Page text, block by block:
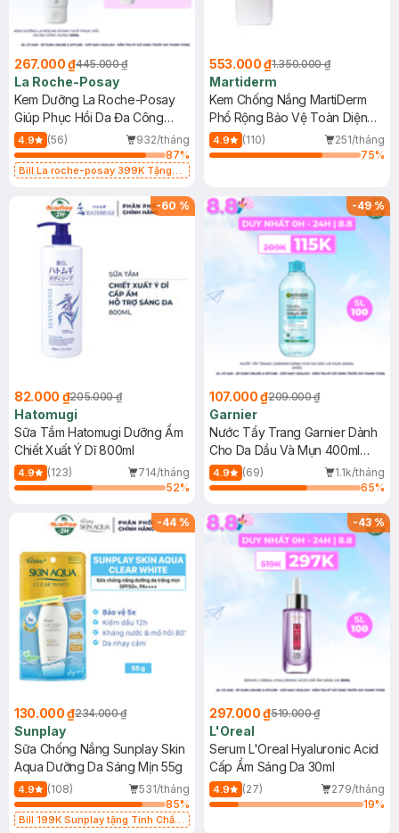
267.000 ₫445.000 ₫
La Roche-Posay
Kem Dưỡng La Roche-Posay
Giúp Phục Hồi Da Đa Công
Dụng 40ml
4.9 (56)
932/tháng
87%
Bill La roche-posay 399K Tặng
(SL có hạn)
553.000 ₫1.350.000 ₫
Martiderm
Kem Chống Nắng MartiDerm
Phổ Rộng Bảo Vệ Toàn Diện
40ml
4.9 (110)
251/tháng
75%
-60 %
82.000 ₫205.000 ₫
Hatomugi
Sữa Tắm Hatomugi Dưỡng Ẩm
Chiết Xuất Ý Dĩ 800ml
4.9 (123)
714/tháng
52%
-49%
107.000 ₫209.000 ₫
Garnier
Nước Tẩy Trang Garnier Dành
Cho Da Dầu Và Mụn 400ml
(Mới)
4.9 (69)
1.1k/tháng
65%
-44 %
130.000 ₫234.000 ₫
Sunplay
Sữa Chống Nắng Sunplay Skin
Aqua Dưỡng Da Sáng Mịn 55g
4.9 (108)
531/tháng
85%
Bill 199K Sunplay tặng Tinh Chất
-43%
297.000 ₫519.000 ₫
L'Oreal
Serum L'Oreal Hyaluronic Acid
Cấp Ẩm Sáng Da 30ml
4.9 (27)
279/tháng
19%